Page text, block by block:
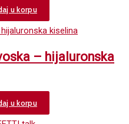
u korpu
– hijaluronska
u korpu